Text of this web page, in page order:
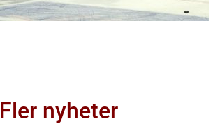
Fler nyheter